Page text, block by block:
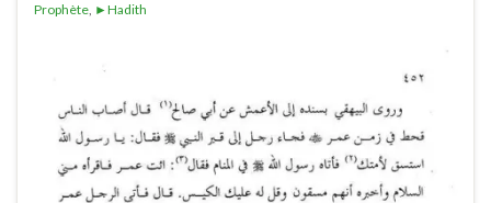
Prophète, ►Hadith